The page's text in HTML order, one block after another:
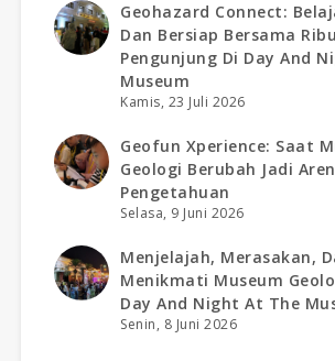
Geohazard Connect:
Dan Bersiap Bersama
Pengunjung Di Day And
Museum
Kamis, 23 Juli 2026
Geofun Xperience: Saat
Geologi Berubah Jadi
Pengetahuan
Selasa, 9 Juni 2026
Menjelajah, Merasakan,
Menikmati Museum
Day And Night At The
Senin, 8 Juni 2026